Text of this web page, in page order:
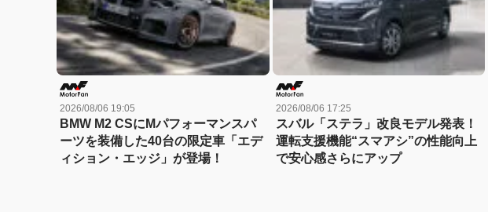
2026/08/06 19:05
BMW M2 CSにMパフォーマンスパ
ーツを装備した40台の限定車「エデ
ィション・エッジ」が登場！
2026/08/06 17:25
スバル「ステラ」改良モデル発表！
運転支援機能“スマアシ”の性能向上
で安心感さらにアップ